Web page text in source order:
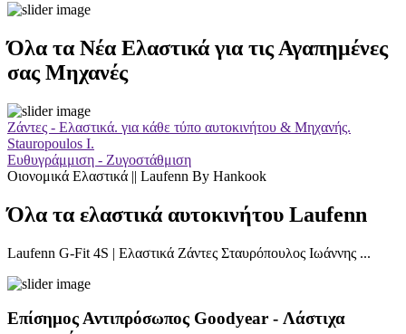
Όλα τα Νέα Ελαστικά για τις Αγαπημένες
σας Μηχανές
Ζάντες - Ελαστικά. για κάθε τύπο αυτοκινήτου & Μηχανής.
Stauropoulos I.
Ευθυγράμμιση - Ζυγοστάθμιση
Οιονομικά Ελαστικά || Laufenn By Hankook
Όλα τα ελαστικά αυτοκινήτου Laufenn
Laufenn G-Fit 4S | Ελαστικά Ζάντες Σταυρόπουλος Ιωάννης ...
Επίσημος Αντιπρόσωπος Goodyear - Λάστιχα